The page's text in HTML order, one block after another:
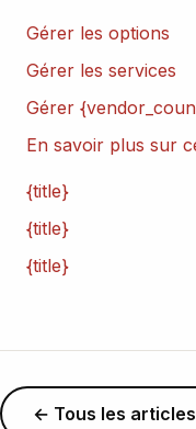
Gérer les options
Gérer les services
Gérer
En savoir plus sur
{title}
{title}
{title}
← Tous les articles